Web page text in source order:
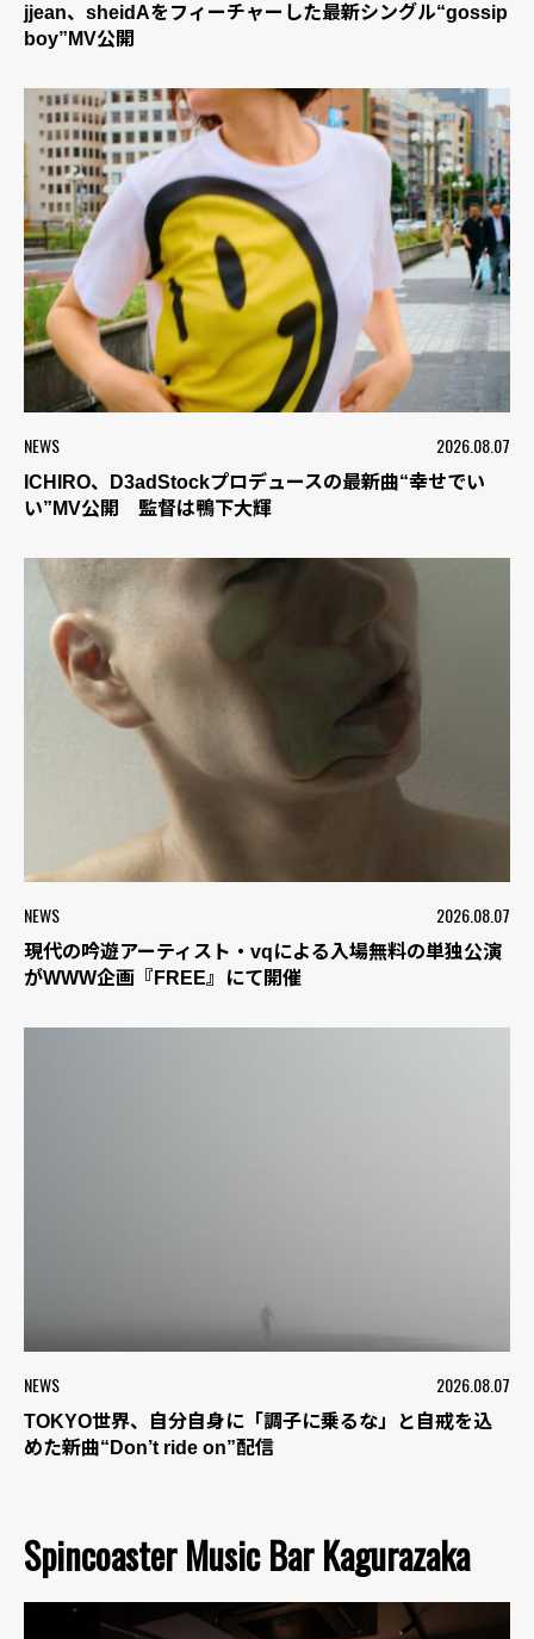
jjean、sheidAをフィーチャーした最新シングル“gossip
boy”MV公開
NEWS 2026.08.07
ICHIRO、D3adStockプロデュースの最新曲“幸せでい
い”MV公開 監督は鴨下大輝
NEWS 2026.08.07
現代の吟遊アーティスト・vqによる入場無料の単独公演
がWWW企画『FREE』にて開催
NEWS 2026.08.07
TOKYO世界、自分自身に「調子に乗るな」と自戒を込
めた新曲“Don’t ride on”配信
Spincoaster Music Bar Kagurazaka